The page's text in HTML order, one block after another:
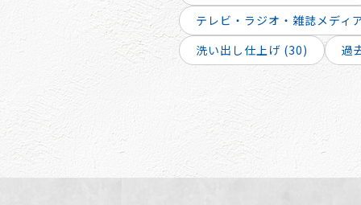
テレビ・ラジオ・雑誌メディ
洗い出し仕上げ (30)
過